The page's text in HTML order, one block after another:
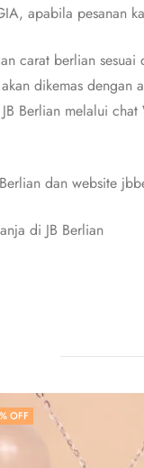
apabila pesanan
carat berlian
dikemas
Berlian melalui
dan website
di JB Berlian